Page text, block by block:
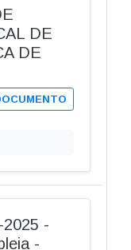
DE
DE
-
-